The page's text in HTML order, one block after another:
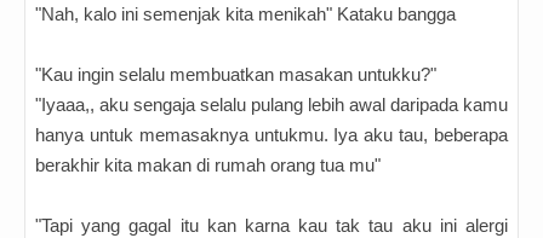
"Nah, kalo ini semenjak kita menikah" Kataku bangga
"Kau ingin selalu membuatkan masakan untukku?"
"Iyaaa,, aku sengaja selalu pulang lebih awal daripada kamu
hanya untuk memasaknya untukmu. Iya aku tau, beberapa
berakhir kita makan di rumah orang tua mu"
"Tapi yang gagal itu kan karna kau tak tau aku ini alergi